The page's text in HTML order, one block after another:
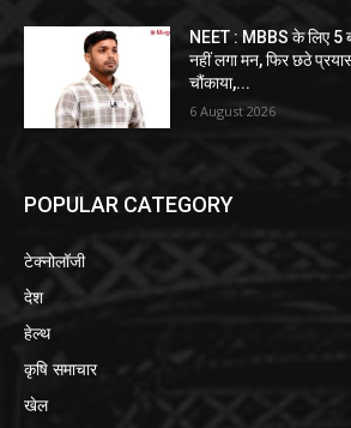
NEET : MBBS के लिए 5
नहीं लगा मन, फिर छठे
चौंकाया,...
6 August 2026
POPULAR CATEGORY
टेक्नोलॉजी
देश
हेल्थ
कृषि समाचार
खेल